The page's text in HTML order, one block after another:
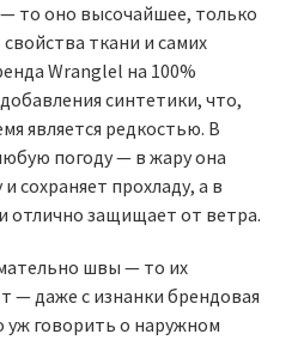
— то оно высочайшее, только
ткани и самих
Wranglel на 100%
синтетики, что,
является редкостью. В
погоду — в жару она
сохраняет прохладу, а в
отлично защищает от ветра.
швы — то их
— даже с изнанки брендовая
уж говорить о наружном